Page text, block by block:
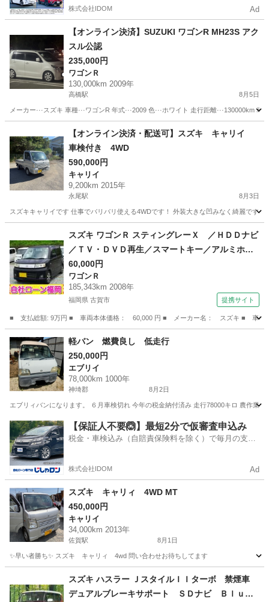
株式会社IDOM Ad
【オンライン決済】SUZUKI ワゴンR MH23S アク
スル公認
235,000円
ワゴンＲ
130,000km 2009年
高橋駅 8月5日
メーカー···スズキ 車種···ワゴンR 年式···2009 色···ホワイト 走行距離
高橋駅 ワゴンＲ ワゴンR
【オンライン決済・配送可】スズキ キャリイ
車検付き 4WD
590,000円
キャリイ
9,200km 2015年
永尾駅 8月3日
スズキキャリイです 仕事でバリバリ使える4WDです！ 外装大きな凹みなく綺麗です
永尾駅 キャリイ
スズキ ワゴンＲ スティングレーＸ ／ＨＤＤナビ
／ＴＶ・ＤＶＤ再生／スマートキー／アルミホイ
ール／ＨＩＤライト／盗難防止／電格ミラー／タ
イミングチェーン （検9.6）
60,000円
ワゴンＲ
185,343km 2008年
福岡県 古賀市 提携サイト
■ 支払総額: 9万円 ■ 車両本体価格： 60,000 円 ■ メーカー名： スズキ ■ 車種名
福岡 古賀市 ワゴンＲ
軽バン 燃費良し 低走行
250,000円
エブリイ
78,000km 1000年
神埼郡 8月2日
エブリィバンになります。 ６月車検切れ 今年の税金納付済み 走行78000キロ 農作業
佐賀 神埼郡 エブリイ
【保証人不要🙆】最短2分で仮審査申込み
税金・車検込み（自賠責保険料を除く）で毎月の支払
株式会社IDOM Ad
スズキ キャリィ 4WD MT
450,000円
キャリイ
34,000km 2013年
佐賀駅 8月1日
✨早い者勝ち✨ スズキ キャリィ 4wd 問い合わせお待ちしてます
佐賀駅 キャリイ
スズキ ハスラー ＪスタイルＩＩターボ 禁煙車
デュアルブレーキサポート ＳＤナビ Ｂｌｕｅ